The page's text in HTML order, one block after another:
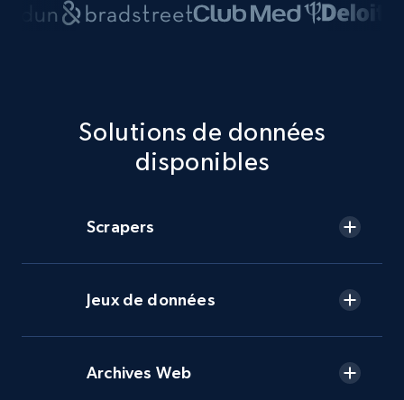
Solutions de données
disponibles
Scrapers
Jeux de données
Archives Web